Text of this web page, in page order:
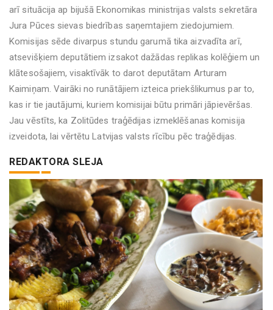
arī situācija ap bijušā Ekonomikas ministrijas valsts sekretāra
Jura Pūces sievas biedrības saņemtajiem ziedojumiem.
Komisijas sēde divarpus stundu garumā tika aizvadīta arī,
atsevišķiem deputātiem izsakot dažādas replikas kolēģiem un
klātesošajiem, visaktīvāk to darot deputātam Arturam
Kaimiņam. Vairāki no runātājiem izteica priekšlikumus par to,
kas ir tie jautājumi, kuriem komisijai būtu primāri jāpievēršas.
Jau vēstīts, ka Zolitūdes traģēdijas izmeklēšanas komisija
izveidota, lai vērtētu Latvijas valsts rīcību pēc traģēdijas.
REDAKTORA SLEJA